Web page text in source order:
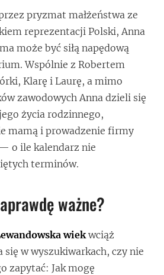
pryzmat małżeństwa ze
reprezentacji Polski, Anna
może być siłą napędową
Wspólnie z Robertem
Klarę i Laurę, a mimo
zawodowych Anna dzieli się
życia rodzinnego,
mamą i prowadzenie firmy
o ile kalendarz nie
terminów.
ważne?
wiekwciąż
w wyszukiwarkach, czy nie
zapytać: Jak mogę